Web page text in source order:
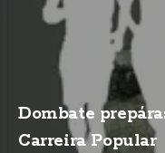
Dombate
Carreira Popular